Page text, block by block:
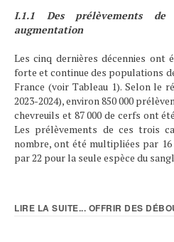
I.1.1 Des prélèvements
augmentation
Les cinq dernières décennies ont
forte et continue des populations
France (voir Tableau 1). Selon le
2023-2024), environ 850 000
chevreuils et 87 000 de cerfs ont
Les prélèvements de ces trois
nombre, ont été multipliées par 16
par 22 pour la seule espèce du
LIRE LA SUITE... OFFRIR DES